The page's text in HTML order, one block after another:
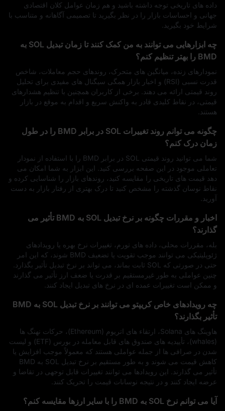
داده‌ های تاریخی توجه داشته باشید و هم‌ زمان عوامل کلان اقتصادی
جهانی و احساسات بازار را در نظر بگیرید تا تصمیمی آگاهانه و متناسب با
شرایط خود بگیرید.
چه ابزارهایی می‌ توانند به من کمک کنند تا زمان تبدیل SOL به
BMD را بهتر تنظیم کنم؟
نمودارهای زنده، میانگین‌ های متحرک، روندهای حجم معاملات، شاخص
قدرت نسبی (RSI) و اخبار بازار همگی سیگنال‌ های مفیدی برای تحلیل
روند قیمتی ارائه می‌ دهند. برخی از کاربران همچنین با تنظیم هشدارهای
قیمتی، در نقاط کلیدی قادر به واکنش سریع و اقدام به موقع در بازار
هستند.
چگونه می‌ توانم روند تغییرات SOL در برابر BMD را در طول
زمان درک کنم؟
شما می‌ توانید روند قیمتی SOL در برابر BMD را با استفاده از نمودار
تعاملی موجود در این صفحه بررسی کنید. این ابزار به شما امکان می‌
دهد قیمت‌ های تاریخی را مقایسه کنید، روندهای بازار را شناسایی کرده و
نقاط نوسان گذشته را مشخص کنید تا درک بهتری از رفتار بازار به دست
آورید.
اخبار و مقررات چگونه بر نرخ تبدیل SOL به BMD تأثیر می‌
گذارند؟
بله، مقررات محلی، داده‌ های تورم، تغییرات نرخ بهره یا رویدادهای
ژئوپلیتیکی می‌ توانند موجب تقویت یا تضعیف BMD شوند، که این امر
حتی در صورتی که SOL ثابت بماند، می‌ تواند بر نرخ تبدیل تأثیر بگذارد.
چنین عواملی به‌ طور غیرمستقیم بر قدرت یا ضعف ارز تأثیر می‌ گذارند
و ممکن است تغییرات عمده‌ ای در نرخ‌ های تبدیل ایجاد کنند.
چه رویدادهای خاص کریپتو می‌ توانند بر نرخ تبدیل SOL به BMD
تأثیر بگذارند؟
هاوینگ‌ های Solana، ارتقاء‌ های اتریوم (Ethereum)، حرکات نهنگ‌ ها
(whales)، تأییدیه‌ های صندوق‌ های قابل معامله در بورس (ETF) و لیست
شدن در صرافی‌ ها از جمله عواملی هستند که معمولاً موجب افزایش یا
کاهش قیمت می‌ شوند و به‌ طور مستقیم بر نرخ تبدیل SOL به BMD
تأثیر می‌ گذارند. این رویدادها می‌ توانند تغییرات قابل توجهی در تقاضا و
عرضه ایجاد کنند و در نتیجه نوسانات قیمت را تحریک کنند.
آیا می‌ توانم نرخ SOL به BMD را با سایر ارزها مقایسه کنم؟